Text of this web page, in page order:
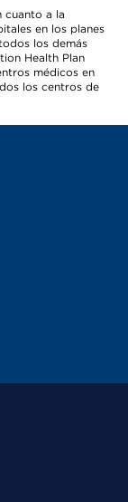
cuanto a la
en los planes
los demás
Health Plan
médicos en
los centros de